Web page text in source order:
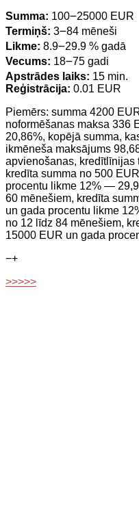
Summa: 100౼25000 EUR
Termiņš: 3౼84 mēneši
Likme: 8.9౼29.9 % gadā
Vecums: 18౼75 gadi
Apstrādes laiks: 15 min.
Reģistrācija: 0.01 EUR
Piemērs: summa 4200
noformēšanas maksa 336
20,86%, kopējā summa,
ikmēneša maksājums
apvienošanas, kredītlīnijas
kredīta summa no 500
procentu likme 12% —
60 mēnešiem, kredīta
un gada procentu likme
no 12 līdz 84 mēnešiem,
15000 EUR un gada
−+
>>>>>